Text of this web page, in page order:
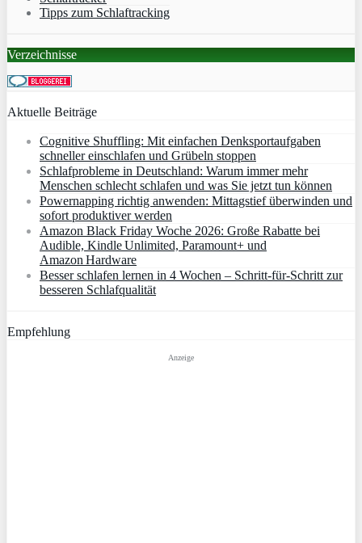
Tipps zum Schlaftracking
Verzeichnisse
Aktuelle Beiträge
Cognitive Shuffling: Mit einfachen Denksportaufgaben
schneller einschlafen und Grübeln stoppen
Schlafprobleme in Deutschland: Warum immer mehr
Menschen schlecht schlafen und was Sie jetzt tun können
Powernapping richtig anwenden: Mittagstief überwinden und
sofort produktiver werden
Amazon Black Friday Woche 2026: Große Rabatte bei
Audible, Kindle Unlimited, Paramount+ und
Amazon Hardware
Besser schlafen lernen in 4 Wochen – Schritt‑für‑Schritt zur
besseren Schlafqualität
Empfehlung
Anzeige